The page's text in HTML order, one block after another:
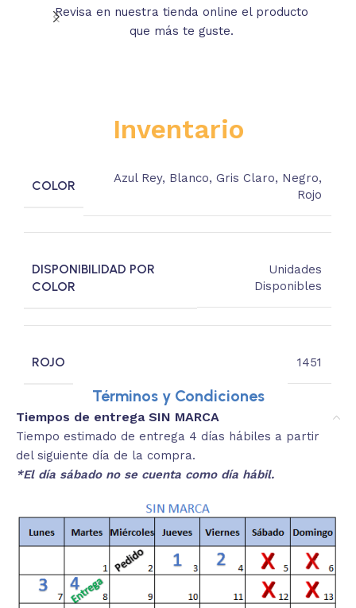
Revisa en nuestra tienda online el producto
que más te guste.
Inventario
COLOR
Azul Rey, Blanco,Gris Claro, Negro,
Rojo
DISPONIBILIDAD POR
COLOR
Unidades
Disponibles
ROJO 1451
Términos y Condiciones
Tiempos de entrega SIN MARCA
Tiempo estimado de entrega 4 días hábiles a partir
del siguiente día de la compra.
*El día sábado no se cuenta como día hábil.